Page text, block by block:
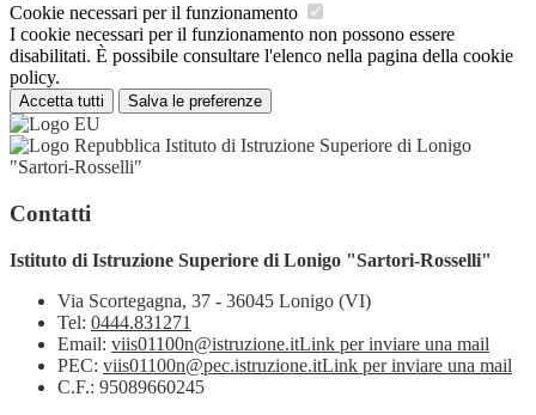
Cookie necessari per il funzionamento
I cookie necessari per il funzionamento non possono essere
disabilitati. È possibile consultare l'elenco nella pagina della cookie
policy.
Accetta tutti Salva le preferenze
Istituto di Istruzione Superiore di Lonigo
"Sartori-Rosselli"
Contatti
Istituto di Istruzione Superiore di Lonigo "Sartori-Rosselli"
Via Scortegagna, 37 - 36045 Lonigo (VI)
Tel: 0444.831271
Email: viis01100n@istruzione.itLink per inviare una mail
PEC: viis01100n@pec.istruzione.itLink per inviare una mail
C.F.: 95089660245